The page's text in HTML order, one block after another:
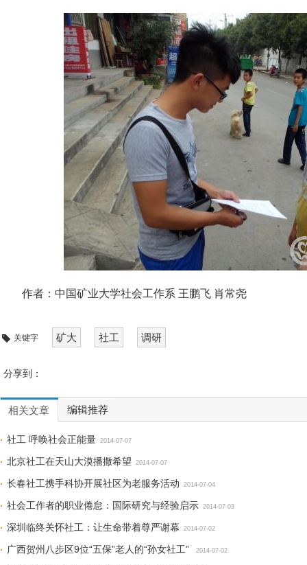
作者：中国矿业大学社会工作系 王鹏飞 肖常尧
关键字 矿大 社工 调研
分享到：
相关文章 编辑推荐
社工 呼唤社会正能量 2014-07-07
北京社工在天山大漠播撒希望 2014-07-07
长春社工携手科协开展社区为老服务活动 2014-07-04
社会工作者的职业倦怠：国际研究与经验启示 2014-07-03
深圳临终关怀社工：让生命带着尊严谢幕 2014-07-02
广西贺州八步区9位“五保”老人的“孙女社工” 2014-07-02